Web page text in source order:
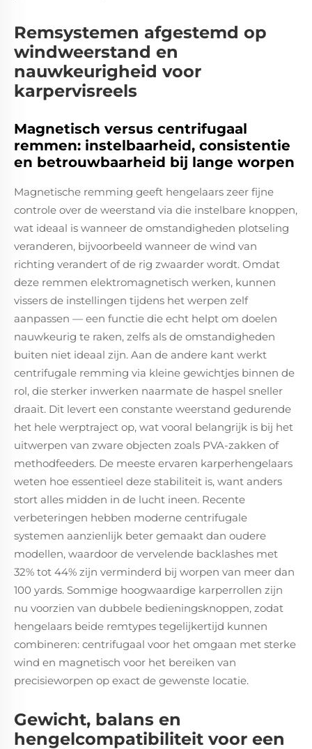
Remsystemen afgestemd op
windweerstand en
nauwkeurigheid voor
karpervisreels
Magnetisch versus centrifugaal
remmen: instelbaarheid, consistentie
en betrouwbaarheid bij lange worpen
Magnetische remming geeft hengelaars zeer fijne
controle over de weerstand via die instelbare knoppen,
wat ideaal is wanneer de omstandigheden plotseling
veranderen, bijvoorbeeld wanneer de wind van
richting verandert of de rig zwaarder wordt. Omdat
deze remmen elektromagnetisch werken, kunnen
vissers de instellingen tijdens het werpen zelf
aanpassen — een functie die echt helpt om doelen
nauwkeurig te raken, zelfs als de omstandigheden
buiten niet ideaal zijn. Aan de andere kant werkt
centrifugale remming via kleine gewichtjes binnen de
rol, die sterker inwerken naarmate de haspel sneller
draait. Dit levert een constante weerstand gedurende
het hele werptraject op, wat vooral belangrijk is bij het
uitwerpen van zware objecten zoals PVA-zakken of
methodfeeders. De meeste ervaren karperhengelaars
weten hoe essentieel deze stabiliteit is, want anders
stort alles midden in de lucht ineen. Recente
verbeteringen hebben moderne centrifugale
systemen aanzienlijk beter gemaakt dan oudere
modellen, waardoor de vervelende backlashes met
32% tot 44% zijn verminderd bij worpen van meer dan
100 yards. Sommige hoogwaardige karperrollen zijn
nu voorzien van dubbele bedieningsknoppen, zodat
hengelaars beide remtypes tegelijkertijd kunnen
combineren: centrifugaal voor het omgaan met sterke
wind en magnetisch voor het bereiken van
precisieworpen op exact de gewenste locatie.
Gewicht, balans en
hengelcompatibiliteit voor een